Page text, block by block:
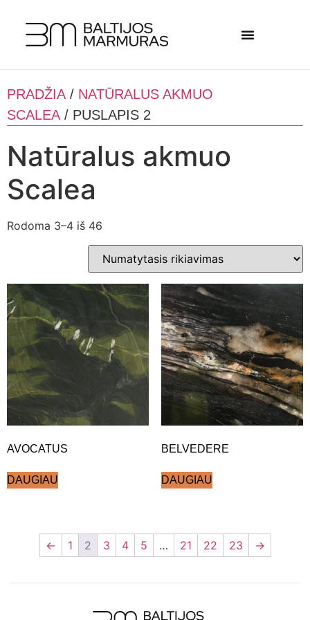
PRADŽIA / NATŪRALUS AKMUO
SCALEA / PUSLAPIS 2
Natūralus akmuo
Scalea
Rodoma 3–4 iš 46
AVOCATUS
DAUGIAU
BELVEDERE
DAUGIAU
← 1 2 3 4 5 … 21 22 23 →